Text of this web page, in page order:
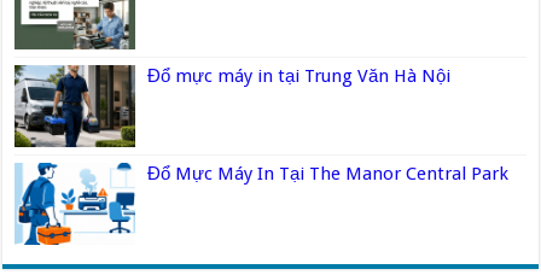
Đổ mực máy in tại Trung Văn Hà Nội
Đổ Mực Máy In Tại The Manor Central Park